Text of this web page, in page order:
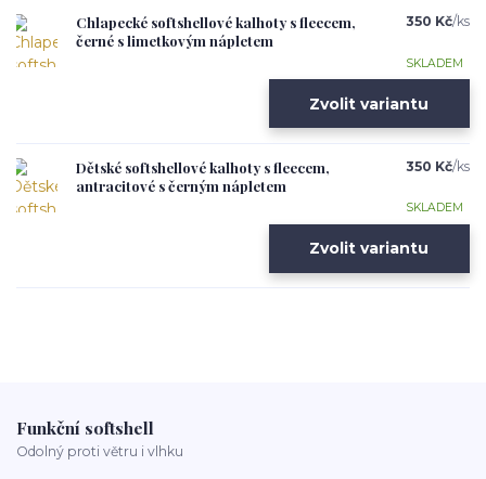
Chlapecké softshellové kalhoty s fleecem,
černé s limetkovým nápletem
350 Kč/ks
SKLADEM
Zvolit variantu
Dětské softshellové kalhoty s fleecem,
antracitové s černým nápletem
350 Kč/ks
SKLADEM
Zvolit variantu
Funkční softshell
Odolný proti větru i vlhku